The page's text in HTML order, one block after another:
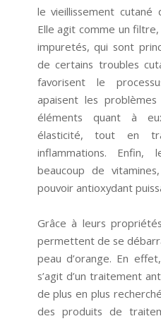
le vieillissement cutané
Elle agit comme un
impuretés, qui sont
de certains troubles
favorisent le
apaisent les
éléments quant à
élasticité, tout en
inflammations. Enfin,
beaucoup de
pouvoir antioxydant
Grâce à leurs
permettent de se
peau d’orange. En
s’agit d’un traitement
de plus en plus
des produits de